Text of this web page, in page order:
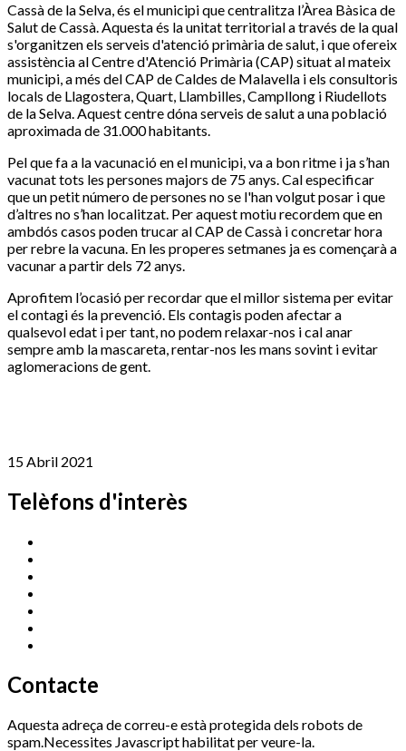
Cassà de la Selva, és el municipi que centralitza l’Àrea Bàsica de
Salut de Cassà. Aquesta és la unitat territorial a través de la qual
s'organitzen els serveis d'atenció primària de salut, i que ofereix
assistència al Centre d'Atenció Primària (CAP) situat al mateix
municipi, a més del CAP de Caldes de Malavella i els consultoris
locals de Llagostera, Quart, Llambilles, Campllong i Riudellots
de la Selva. Aquest centre dóna serveis de salut a una població
aproximada de 31.000 habitants.
Pel que fa a la vacunació en el municipi, va a bon ritme i ja s’han
vacunat tots les persones majors de 75 anys. Cal especificar
que un petit número de persones no se l'han volgut posar i que
d’altres no s’han localitzat. Per aquest motiu recordem que en
ambdós casos poden trucar al CAP de Cassà i concretar hora
per rebre la vacuna. En les properes setmanes ja es començarà a
vacunar a partir dels 72 anys.
Aprofitem l’ocasió per recordar que el millor sistema per evitar
el contagi és la prevenció. Els contagis poden afectar a
qualsevol edat i per tant, no podem relaxar-nos i cal anar
sempre amb la mascareta, rentar-nos les mans sovint i evitar
aglomeracions de gent.
15 Abril 2021
Telèfons d'interès
Contacte
Aquesta adreça de correu-e està protegida dels robots de
spam.Necessites Javascript habilitat per veure-la.